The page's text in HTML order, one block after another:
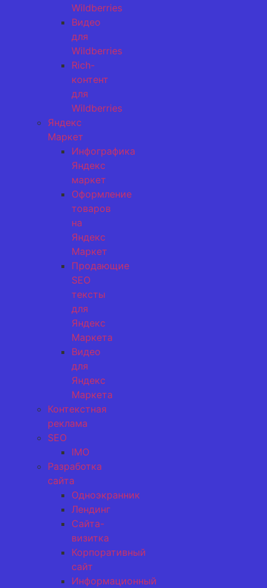
Wildberries
Видео
для
Wildberries
Rich-
контент
для
Wildberries
Яндекс
Маркет
Инфографика
Яндекс
маркет
Оформление
товаров
на
Яндекс
Маркет
Продающие
SEO
тексты
для
Яндекс
Маркета
Видео
для
Яндекс
Маркета
Контекстная
реклама
SEO
IMO
Разработка
сайта
Одноэкранник
Лендинг
Сайта-
визитка
Корпоративный
сайт
Информационный